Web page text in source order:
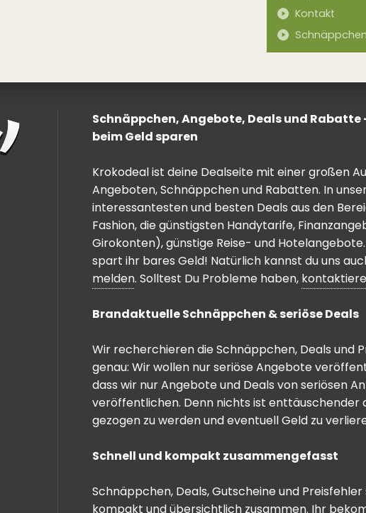
Kontakt
Schnäppchen, Angebote, Deals und
beim Geld sparen
Krokodeal ist deine Dealseite mit einer großen
Angeboten, Schnäppchen und Rabatten. In
interessantesten und besten Deals aus den
Fashion, die günstigsten Handytarife,
Girokonten), günstige Reise- und
spart ihr bares Geld! Natürlich kannst du uns
melden. Solltest Du Probleme haben, kontaktiere
Brandaktuelle Schnäppchen & seriöse Deals
Wir recherchieren die Schnäppchen, Deals und
genau: Wir wollen nur seriöse Angebote
dass wir nur Angebote und Deals von seriösen
veröffentlichen. Denn nichts ist enttäuschender
gezogen zu werden und eventuell Geld zu
Schnell und kompakt zusammengefasst
Schnäppchen, Deals, Gutscheine und
kompakt und übersichtlich zusammen. Ihr